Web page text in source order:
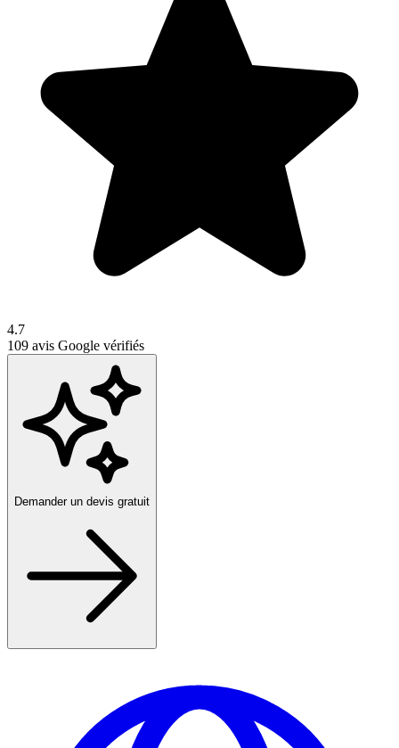
4.7
109 avis Google vérifiés
Demander un devis gratuit